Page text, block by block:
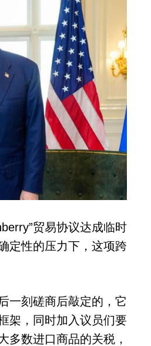
贸易协议达成临时
定性的压力下，这项跨
一刻磋商后敲定的，它
架，同时加入议员们要
多数进口商品的关税，